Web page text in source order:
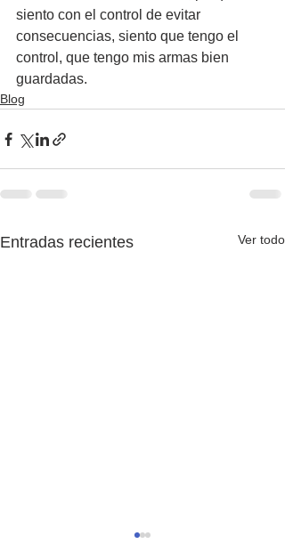
siento con el control de evitar
consecuencias, siento que tengo el
control, que tengo mis armas bien
guardadas.
Blog
Entradas recientes Ver todo